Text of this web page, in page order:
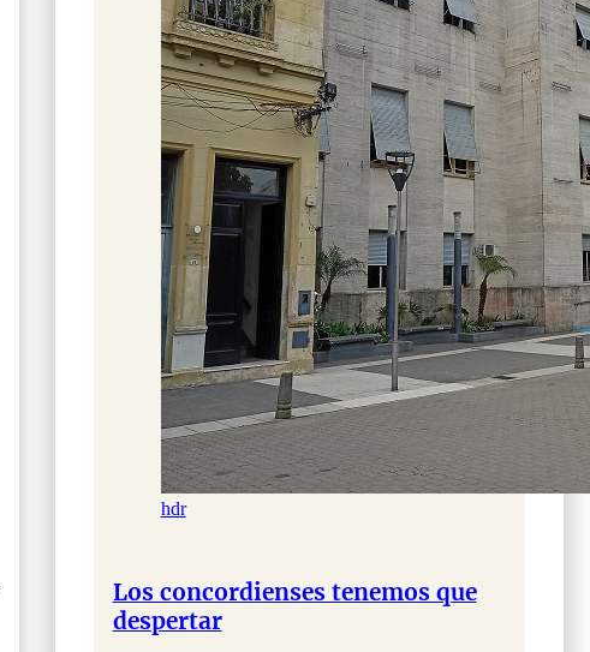
hdr
Los concordienses tenemos que
despertar